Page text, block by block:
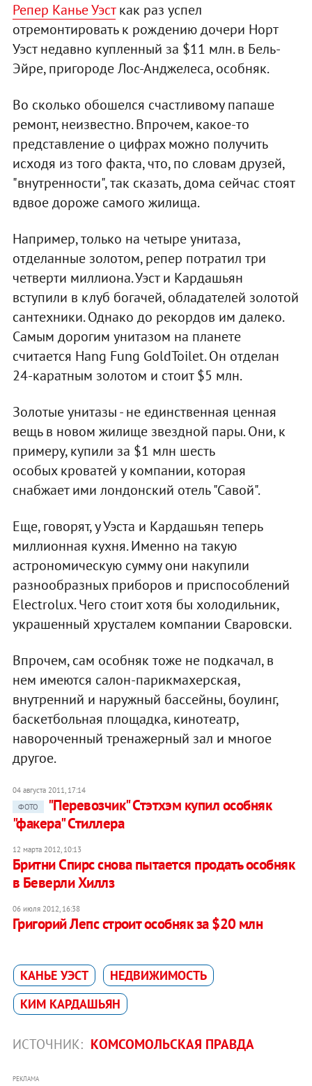
Репер Канье Уэсткак раз успел
отремонтировать к рождению дочери Норт
Уэст недавно купленный за $11 млн. в Бель-
Эйре, пригороде Лос-Анджелеса, особняк.
Во сколько обошелся счастливому папаше
ремонт, неизвестно. Впрочем, какое-то
представление о цифрах можно получить
исходя из того факта, что, по словам друзей,
"внутренности", так сказать, дома сейчас стоят
вдвое дороже самого жилища.
Например, только на четыре унитаза,
отделанные золотом, репер потратил три
четверти миллиона. Уэст и Кардашьян
вступили в клуб богачей, обладателей золотой
сантехники. Однако до рекордов им далеко.
Самым дорогим унитазом на планете
считается Hang Fung GoldToilet. Он отделан
24-каратным золотом и стоит $5 млн.
Золотые унитазы - не единственная ценная
вещь в новом жилище звездной пары. Они, к
примеру, купили за $1 млн шесть
особых кроватей у компании, которая
снабжает ими лондонский отель "Савой".
Еще, говорят, у Уэста и Кардашьян теперь
миллионная кухня. Именно на такую
астрономическую сумму они накупили
разнообразных приборов и приспособлений
Electrolux. Чего стоит хотя бы холодильник,
украшенный хрусталем компании Сваровски.
Впрочем, сам особняк тоже не подкачал, в
нем имеются салон-парикмахерская,
внутренний и наружный бассейны, боулинг,
баскетбольная площадка, кинотеатр,
навороченный тренажерный зал и многое
другое.
04 августа 2011, 17:14
ФОТО
"Перевозчик" Стэтхэм купил особняк
"факера" Стиллера
12 марта 2012, 10:13
Бритни Спирс снова пытается продать особняк
в Беверли Хиллз
06 июля 2012, 16:38
Григорий Лепс строит особняк за $20 млн
КАНЬЕ УЭСТ
НЕДВИЖИМОСТЬ
КИМ КАРДАШЬЯН
ИСТОЧНИК: КОМСОМОЛЬСКАЯ ПРАВДА
РЕКЛАМА